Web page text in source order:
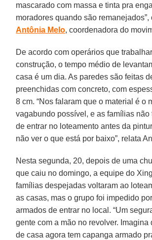
mascarado com massa e tinta pra
moradores quando são remanejados”,
Antônia Melo, coordenadora do
De acordo com operários que
construção, o tempo médio de
casa é um dia. As paredes são feitas
preenchidas com concreto, com
8 cm. “Nos falaram que o material é o
vagabundo possível, e as famílias não
de entrar no loteamento antes da
não ver o que está por baixo”, relata
Nesta segunda, 20, depois de uma
que caiu no domingo, a equipe do
famílias despejadas voltaram ao
as casas, mas o grupo foi impedido
armados de entrar no local. “Um
gente com a mão no revolver. Imagina
de casa agora tem capanga armado